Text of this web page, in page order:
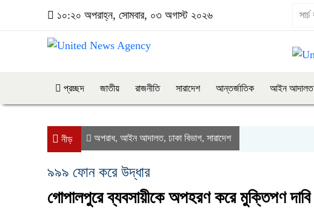
১০:২০ অপরাহ্ন, সোমবার, ০৩ অগাস্ট ২০২৬
প্রচ্ছদ জাতীয় রাজনীতি সারাদেশ আন্তর্জাতিক আইন আদালত
নীড় অপরাধ, আইন আদালত, ঢাকা বিভাগ, সারাদেশ
৯৯৯ ফোন করে উদ্ধার
গোপালপুরে ব্যবসায়ীকে অপহরণ করে মুক্তিপণ দাবি